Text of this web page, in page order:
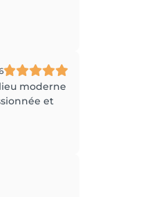
moderne
et